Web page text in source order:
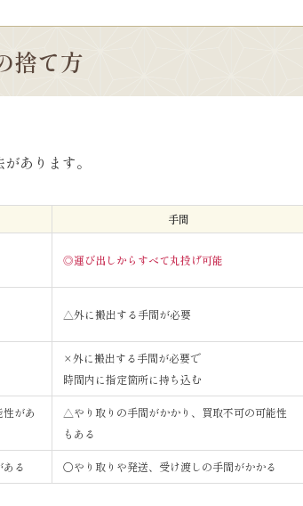
捨て方
あります。
手間
◎運び出しからすべて丸投げ可能
△外に搬出する手間が必要
×外に搬出する手間が必要で
時間内に指定箇所に持ち込む
があ
△やり取りの手間がかかり、買取不可の可能性
もある
る 〇やり取りや発送、受け渡しの手間がかかる